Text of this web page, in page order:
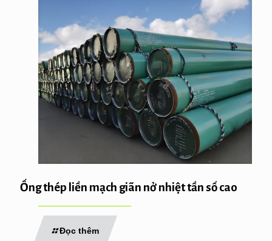
Ống thép liền mạch giãn nở nhiệt tần số cao
Đọc thêm